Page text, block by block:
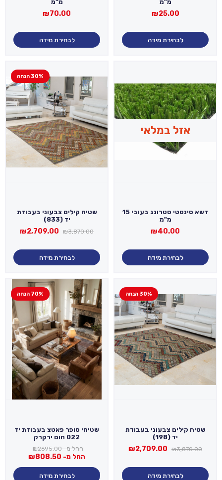
מ"מ
₪25.00
לבחירת מידה
מ"מ
₪70.00
לבחירת מידה
אזל במלאי
דשא סינטטי סטרונג בעובי 15
מ"מ
₪40.00
לבחירת מידה
30% הנחה
שטיח קילים צבעוני בעבודת
יד (833)
₪3,870.00
המחיר
היה:
₪3,870.00.
₪2,709.00
המחיר
הוא:
לבחירת מידה
30% הנחה
שטיח קילים צבעוני בעבודת
יד (198)
₪3,870.00
המחיר
היה:
₪3,870.00.
₪2,709.00
המחיר
הוא:
₪2,709.00.
לבחירת מידה
70% הנחה
שטיחי סופר פאטצ בעבודת יד
022 חום ירקרק
החל מ- ₪2695.00
החל מ- ₪808.50
לבחירת מידה